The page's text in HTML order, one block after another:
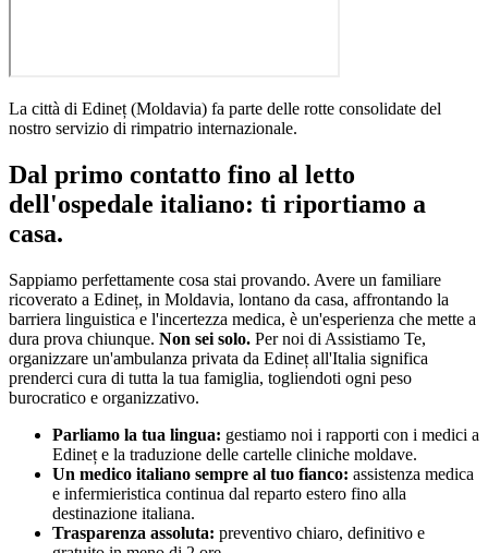
La città di Edineț (Moldavia) fa parte delle rotte consolidate del
nostro servizio di rimpatrio internazionale.
Dal primo contatto fino al letto
dell'ospedale italiano: ti riportiamo a
casa.
Sappiamo perfettamente cosa stai provando. Avere un familiare
ricoverato a Edineț, in Moldavia, lontano da casa, affrontando la
barriera linguistica e l'incertezza medica, è un'esperienza che mette a
dura prova chiunque. Non sei solo. Per noi di Assistiamo Te,
organizzare un'ambulanza privata da Edineț all'Italia significa
prenderci cura di tutta la tua famiglia, togliendoti ogni peso
burocratico e organizzativo.
Parliamo la tua lingua: gestiamo noi i rapporti con i medici a
Edineț e la traduzione delle cartelle cliniche moldave.
Un medico italiano sempre al tuo fianco: assistenza medica
e infermieristica continua dal reparto estero fino alla
destinazione italiana.
Trasparenza assoluta: preventivo chiaro, definitivo e